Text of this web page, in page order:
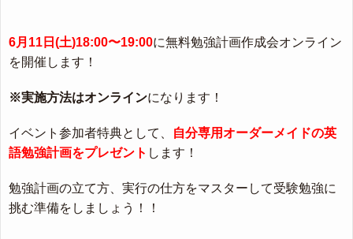
6月11日(土)18:00〜19:00に無料勉強計画作成会オンライン
を開催します！
※実施方法はオンラインになります！
イベント参加者特典として、
自分専用オーダーメイドの英
語勉強計画をプレゼント します！
勉強計画の立て方、実行の仕方をマスターして受験勉強に
挑む準備をしましょう！！